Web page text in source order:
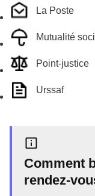
La Poste
Mutualité
Point-justice
Urssaf
Comment
rendez-